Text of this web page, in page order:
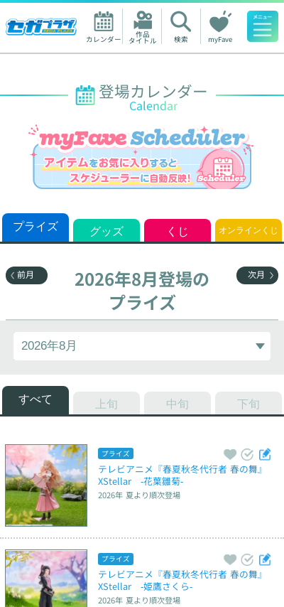
カレンダー 作品
タイトル 検索 myFave
人気ワード
登場カレンダー
Calendar
プライズ グッズ くじ オンラインくじ
前月 次月
2026年8月登場の
プライズ
すべて 上旬 中旬 下旬
プライズ
テレビアニメ『春夏秋冬代行者 春の舞』
XStellar　‐花葉雛菊‐
2026年 夏より順次登場
プライズ
テレビアニメ『春夏秋冬代行者 春の舞』
XStellar　‐姫鷹さくら‐
2026年 夏より順次登場